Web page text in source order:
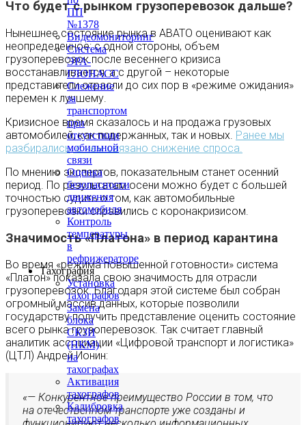
ПП
№1378
Видеомониторинг
Система
ЭРА-
ГЛОНАСС
Слежение
за
транспортом
при
отсутствии
мобильной
связи
Оценка
безопасности
движения
автомобиля
Контроль
температуры
в
рефрижераторе
Тахография
Установка
тахографов
Замена
блока
СКЗИ
(НКМ)
на
тахографах
Активация
тахографов
Калибровка
тахографов
Что будет с рынком грузоперевозок дальше?
Нынешнее состояние рынка в АВАТО оценивают как
неопределенное: с одной стороны, объем
грузоперевозок после весеннего кризиса
восстанавливается, а с другой – некоторые
представители отрасли до сих пор в «режиме ожидания»
перемен к лучшему.
Кризисное время сказалось и на продажа грузовых
автомобилей, как подержанных, так и новых. Ранее мы
разбирались, с чем связано снижение спроса.
По мнению экспертов, показательным станет осенний
период. По результатам осени можно будет с большей
точностью судить о том, как автомобильные
грузоперевозки справились с коронакризисом.
Значимость «Платона» в период карантина
Во время «режима повышенной готовности» система
«Платон» показала свою значимость для отрасли
грузоперевозок. Благодаря этой системе был собран
огромный массив данных, которые позволили
государству получить представление оценить состояние
всего рынка грузоперевозок. Так считает главный
аналитик ассоциации «Цифровой транспорт и логистика»
(ЦТЛ) Андрей Ионин:
«— Конкурентное преимущество России в том, что
на отечественном транспорте уже созданы и